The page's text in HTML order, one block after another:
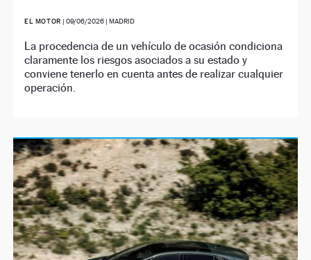
EL MOTOR | 09/06/2026| MADRID
La procedencia de un vehículo de ocasión condiciona
claramente los riesgos asociados a su estado y
conviene tenerlo en cuenta antes de realizar cualquier
operación.